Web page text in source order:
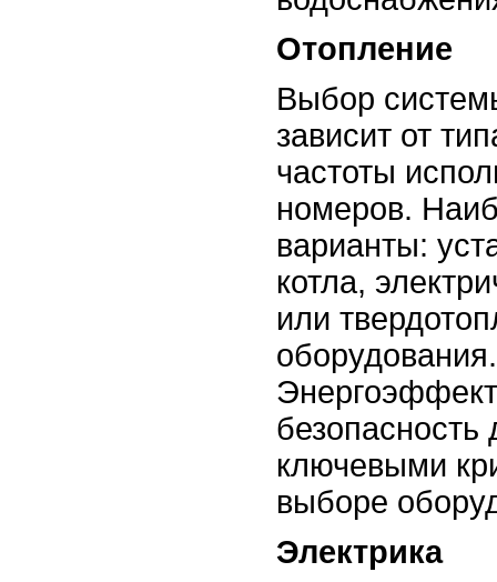
Отопление
Выбор
зависит от
частоты
номеров.
варианты:
котла,
или
оборудования.
ключевыми
выборе
Электрика